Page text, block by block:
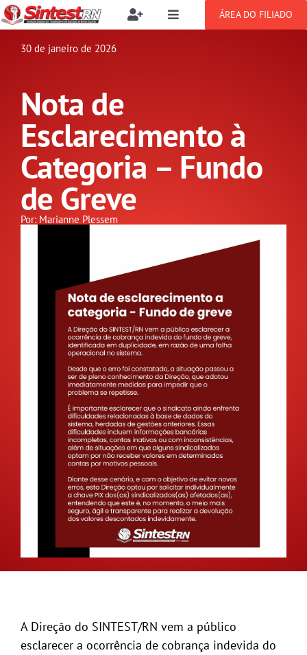
Ir
para
Toggle
Buscar
resultados
Filie-se
Benefícios
Setor jurídico
Toggle
SOBRE
NOTÍCIAS
PUBLICAÇÕES
CONGRESSOS
DOCUMENTOS
ÁREA DO FILIADO
30 de janeiro de 2026
Nota de
Esclarecimento à
Categoria – Fundo
de Greve
Por: Marianne Plessem
A Direção do SINTEST/RN vem a público
esclarecer a ocorrência de cobrança indevida do